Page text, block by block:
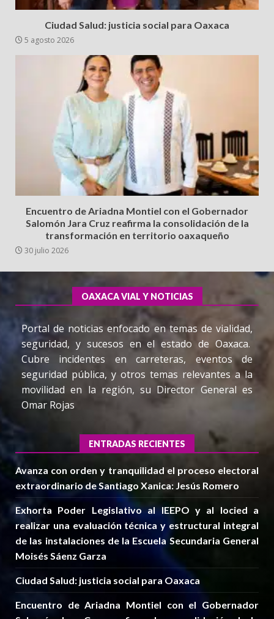
Ciudad Salud: justicia social para Oaxaca
5 agosto 2026
Encuentro de Ariadna Montiel con el Gobernador
Salomón Jara Cruz reafirma la consolidación de la
transformación en territorio oaxaqueño
30 julio 2026
OAXACA VIAL Y NOTICIAS
Portal de noticias enfocado en temas de vialidad,
seguridad, y sucesos en el estado de Oaxaca.
Cubre incidentes en carreteras, eventos de
seguridad pública, y otros temas relevantes a la
movilidad en la región, su Director General es
Omar Rojas
ENTRADAS RECIENTES
Avanza con orden y tranquilidad el proceso electoral
extraordinario de Santiago Xanica: Jesús Romero
Exhorta Poder Legislativo al IEEPO y al Iocied a
realizar una evaluación técnica y estructural integral
de las instalaciones de la Escuela Secundaria General
Moisés Sáenz Garza
Ciudad Salud: justicia social para Oaxaca
Encuentro de Ariadna Montiel con el Gobernador